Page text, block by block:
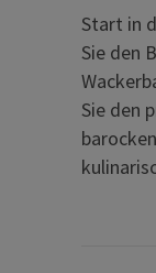
Start in
Sie den
Sie den